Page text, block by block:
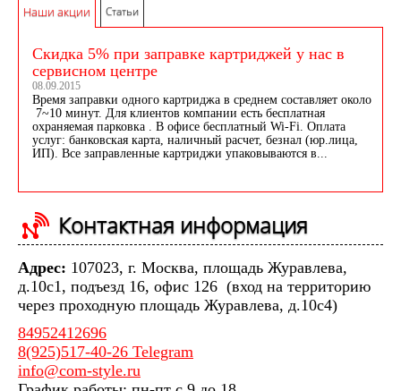
Наши акции
Скидка 5% при заправке картриджей у нас в
сервисном центре
08.09.2015
Время заправки одного картриджа в среднем составляет около
7~10 минут. Для клиентов компании есть бесплатная
охраняемая парковка . В офисе бесплатный Wi-Fi. Оплата
услуг: банковская карта, наличный расчет, безнал (юр.лица,
ИП). Все заправленные картриджи упаковываются в...
Статьи
Контактная информация
Адрес: 107023, г. Москва, площадь Журавлева,
д.10с1, подъезд 16, офис 126 (вход на территорию
через проходную площадь Журавлева, д.10с4)
84952412696
8(925)517-40-26 Telegram
info@com-style.ru